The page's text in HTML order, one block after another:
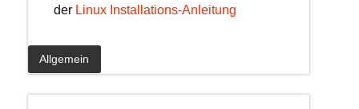
der Linux Installations-Anleitung
Allgemein